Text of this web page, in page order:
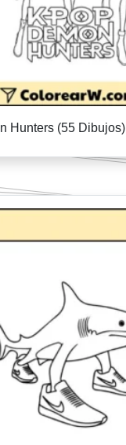
Hunters (55 Dibujos)